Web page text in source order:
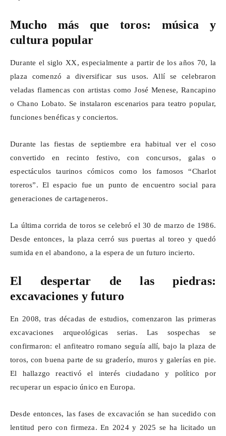
Mucho más que toros: música y
cultura popular
Durante el siglo XX, especialmente a partir de los años 70, la
plaza comenzó a diversificar sus usos. Allí se celebraron
veladas flamencas con artistas como José Menese,Rancapino
o Chano Lobato. Se instalaron escenarios para teatro popular,
funciones benéficas y conciertos.
Durante las fiestas de septiembre era habitual ver el coso
convertido en recinto festivo, con concursos, galas o
espectáculos taurinos cómicos como los famosos “Charlot
toreros”. El espacio fue un punto de encuentro social para
generaciones de cartageneros.
La última corrida de toros se celebró el 30 de marzo de 1986.
Desde entonces, la plaza cerró sus puertas al toreo y quedó
sumida en el abandono, a la espera de un futuro incierto.
El despertar de las piedras:
excavaciones y futuro
En 2008, tras décadas de estudios, comenzaron las primeras
excavaciones arqueológicas serias. Las sospechas se
confirmaron: el anfiteatro romano seguía allí, bajo la plaza de
toros, con buena parte de su graderío, muros y galerías en pie.
El hallazgo reactivó el interés ciudadano y político por
recuperar un espacio único en Europa.
Desde entonces, las fases de excavación se han sucedido con
lentitud pero con firmeza. En 2024 y 2025 se ha licitado un